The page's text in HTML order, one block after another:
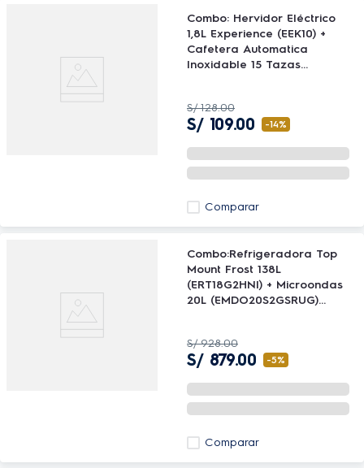
Combo: Hervidor Eléctrico
1,8L Experience (EEK10) +
Cafetera Automatica
Inoxidable 15 Tazas
S/ 128.00
S/ 109.00 -14%
Comparar
Combo:Refrigeradora Top
Mount Frost 138L
(ERT18G2HNI) + Microondas
20L (EMDO20S2GSRUG)
S/ 928.00
S/ 879.00 -5%
Comparar